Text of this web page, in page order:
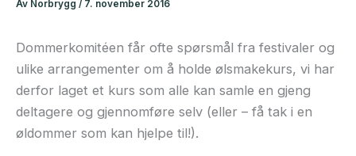
Av Norbrygg / 7. november 2016
Dommerkomitéen får ofte spørsmål fra festivaler og
ulike arrangementer om å holde ølsmakekurs, vi har
derfor laget et kurs som alle kan samle en gjeng
deltagere og gjennomføre selv (eller – få tak i en
øldommer som kan hjelpe til!).